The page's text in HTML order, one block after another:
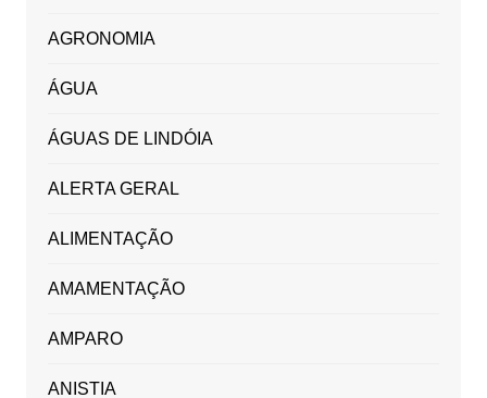
AGRONOMIA
ÁGUA
ÁGUAS DE LINDÓIA
ALERTA GERAL
ALIMENTAÇÃO
AMAMENTAÇÃO
AMPARO
ANISTIA